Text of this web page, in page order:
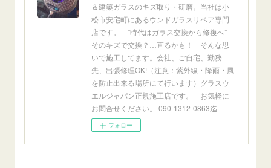
＆建築ガラスのキズ取り・研磨。当社は小
松市安宅町にあるウンドガラスリペア専門
店です。 ”時代はガラス交換から修復へ”
そのキズで交換？…直るかも！ そんな思
いで施工してます。会社、ご自宅、勤務
先、出張修理OK!（注意：紫外線・降雨・風
を防止出来る場所にて行います）グラスウ
エルジャパン正規施工店です。 お気軽に
お問合せください。 090-1312-0863迄
フォロー